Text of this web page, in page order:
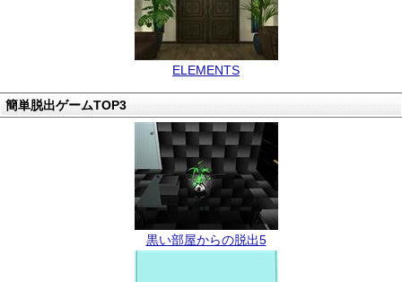
ELEMENTS
簡単脱出ゲームTOP3
黒い部屋からの脱出5